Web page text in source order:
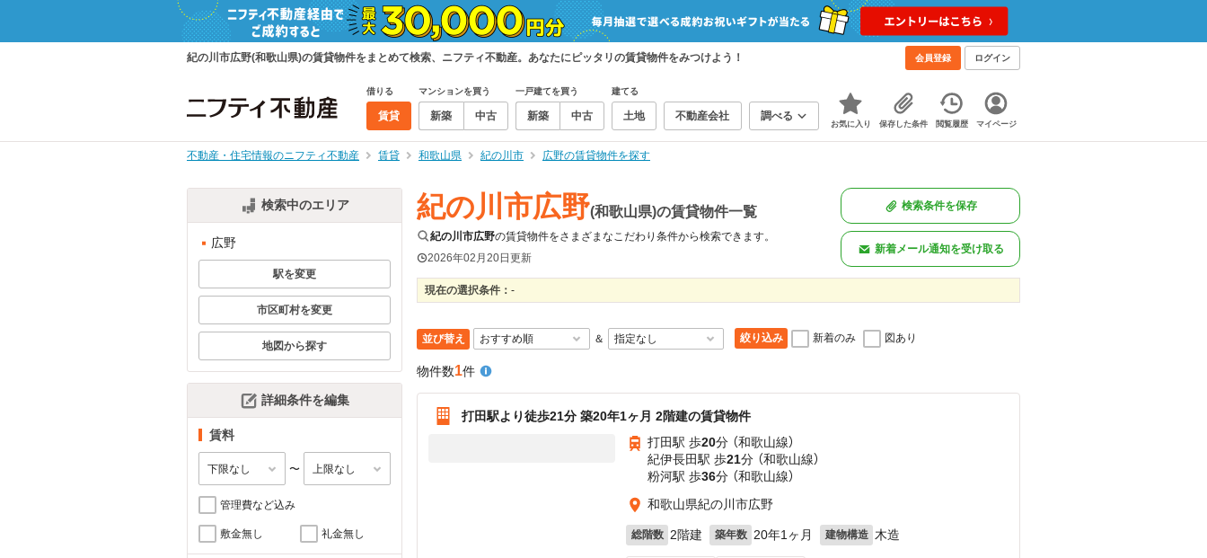
紀の川市広野(和歌山県)の賃貸物件をまとめて検索、ニフティ不動産。あなたにピッタリの賃貸物件をみつけよう！ 会員登録 ログイン
借りる
賃貸
マンションを買う
新築 中古
一戸建てを買う
新築 中古
建てる
土地 不動産会社 調べる
お気に入り 保存した条件 閲覧履歴 マイページ
不動産・住宅情報のニフティ不動産 賃貸 和歌山県 紀の川市 広野の賃貸物件を探す
検索中のエリア
広野
駅を変更
市区町村を変更
地図から探す
詳細条件を編集
賃料
〜
管理費など込み
敷金無し 礼金無し
紀の川市広野(和歌山県)の賃貸物件一覧
紀の川市広野の賃貸物件をさまざまなこだわり条件から検索できます。
2026年02月20日更新
検索条件を保存
新着メール通知を受け取る
現在の選択条件： -
並び替え ＆ 絞り込み 新着のみ 図あり
物件数1件
打田駅より徒歩21分 築20年1ヶ月 2階建の賃貸物件
打田駅 歩20分 （和歌山線）
紀伊長田駅 歩21分 （和歌山線）
粉河駅 歩36分 （和歌山線）
和歌山県紀の川市広野
総階数 2階建 築年数 20年1ヶ月 建物構造 木造